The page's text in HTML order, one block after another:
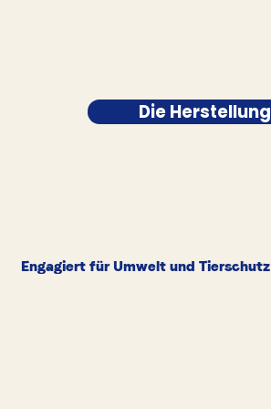
Die Herstellung
Engagiert für Umwelt und Tierschutz